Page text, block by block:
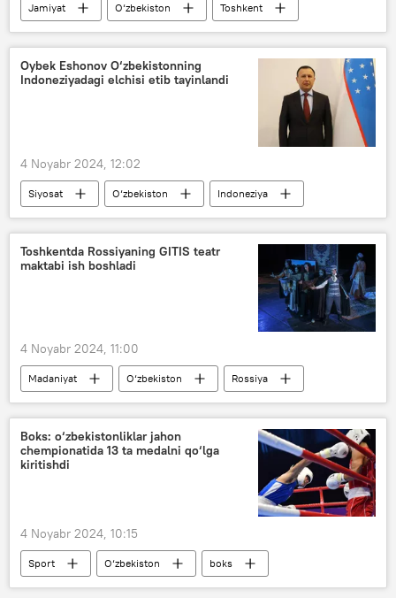
Jamiyat O‘zbekiston
Toshkent
isitish tizimi
hokimlik
Oybek Eshonov O‘zbekistonning
Indoneziyadagi elchisi etib tayinlandi
4 Noyabr 2024, 12:02
Siyosat O‘zbekiston
Indoneziya
elchi
yangi tayinlov
Toshkentda Rossiyaning GITIS teatr
maktabi ish boshladi
4 Noyabr 2024, 11:00
Madaniyat O‘zbekiston
Rossiya
teatr
malaka oshirish
OTM
o‘qituvchilar
Boks: o‘zbekistonliklar jahon
chempionatida 13 ta medalni qo‘lga
kiritishdi
4 Noyabr 2024, 10:15
Sport O‘zbekiston boks